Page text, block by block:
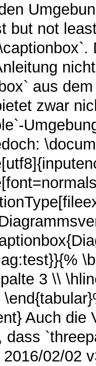
but not
aus
zwar
3 \\
Auch die
dass
02/02